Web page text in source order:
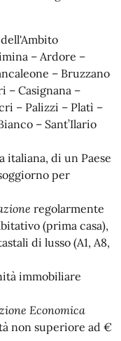
– Ardore –
– Bruzzano
– Casignana –
– Palizzi – Platì –
– Sant’Ilario
italiana, di un Paese
per
regolarmente
(prima casa),
di lusso (A1, A8,
immobiliare
Economica
non superiore ad €